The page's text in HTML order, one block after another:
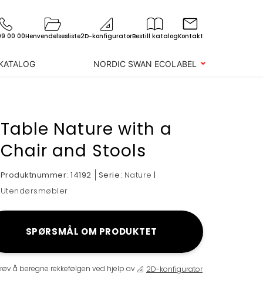
00 00Henvendelsesliste2D-konfiguratorBestill katalogKontakt
NORDIC SWAN ECOLABEL
Table Nature with a
Chair and Stools
Produktnummer:14192 Serie: Nature |
Utendørsmøbler
SPØRSMÅL OM PRODUKTET
å beregne rekkefølgen ved hjelp av 2D-konfigurator